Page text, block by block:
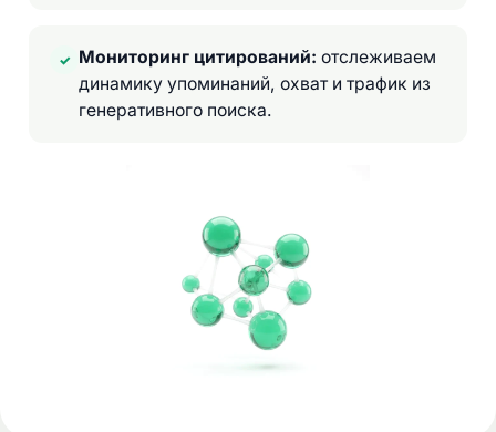
✓ Мониторинг цитирований: отслеживаем
динамику упоминаний, охват и трафик из
генеративного поиска.